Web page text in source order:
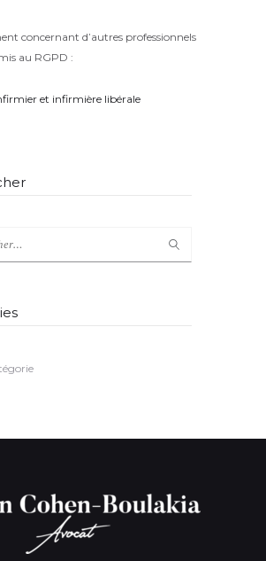
concernant d’autres professionnels
au RGPD :
et infirmière libérale